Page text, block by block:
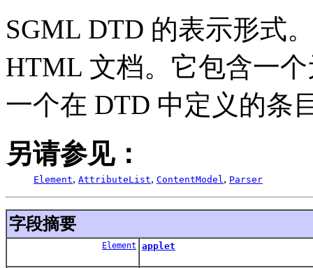
SGML DTD 的表示形式
HTML 文档。它包含一
一个在 DTD 中定义的条
另请参见：
Element, AttributeList, ContentModel , Parser
字段摘要
Element applet